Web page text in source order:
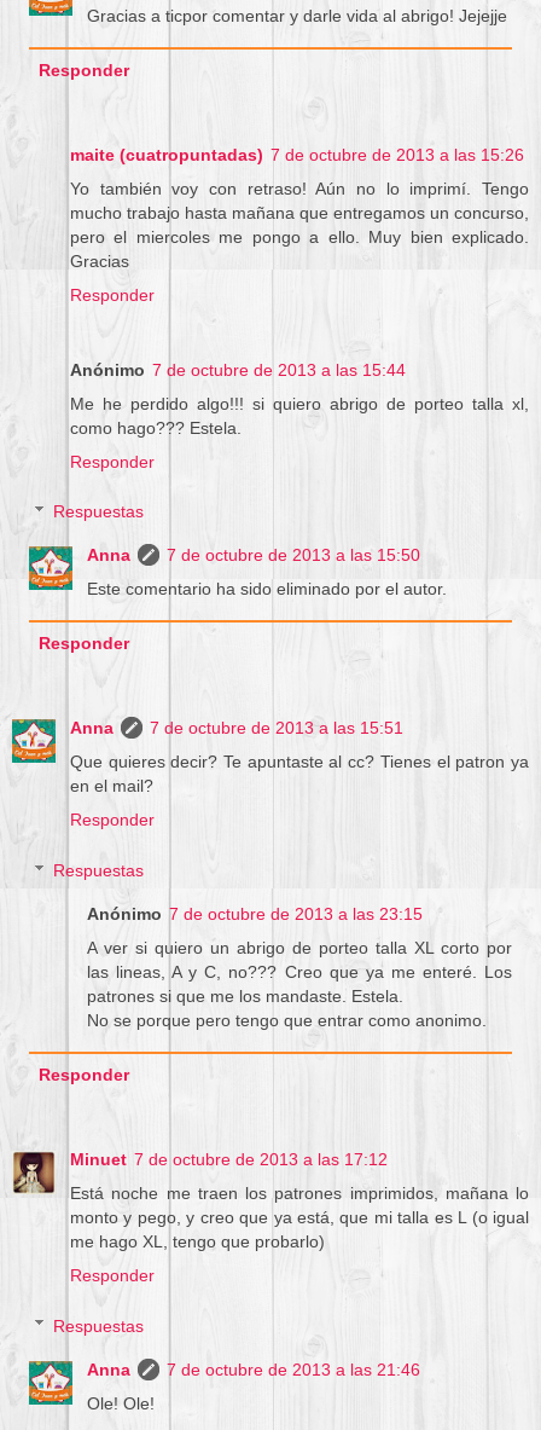
Gracias a ticpor comentar y darle vida al abrigo! Jejejje
Responder
maite (cuatropuntadas) 7 de octubre de 2013 a las 15:26
Yo también voy con retraso! Aún no lo imprimí. Tengo
mucho trabajo hasta mañana que entregamos un concurso,
pero el miercoles me pongo a ello. Muy bien explicado.
Gracias
Responder
Anónimo 7 de octubre de 2013 a las 15:44
Me he perdido algo!!! si quiero abrigo de porteo talla xl,
como hago??? Estela.
Responder
Respuestas
Anna
7 de octubre de 2013 a las 15:50
Este comentario ha sido eliminado por el autor.
Responder
Anna
7 de octubre de 2013 a las 15:51
Que quieres decir? Te apuntaste al cc? Tienes el patron ya
en el mail?
Responder
Respuestas
Anónimo 7 de octubre de 2013 a las 23:15
A ver si quiero un abrigo de porteo talla XL corto por
las lineas, A y C, no??? Creo que ya me enteré. Los
patrones si que me los mandaste. Estela.
No se porque pero tengo que entrar como anonimo.
Responder
Minuet 7 de octubre de 2013 a las 17:12
Está noche me traen los patrones imprimidos, mañana lo
monto y pego, y creo que ya está, que mi talla es L (o igual
me hago XL, tengo que probarlo)
Responder
Respuestas
Anna
7 de octubre de 2013 a las 21:46
Ole! Ole!